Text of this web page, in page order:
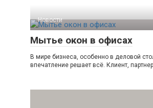
Новости
Мытье окон в офисах
В мире бизнеса, особенно в деловой
впечатление решает всё. Клиент,